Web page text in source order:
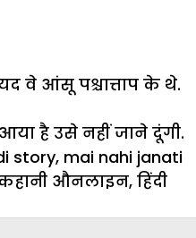
वे आंसू पश्चात्ताप के थे.
है उसे नहीं जाने दूंगी.
story, mai nahi janati
कहानी औनलाइन, हिंदी